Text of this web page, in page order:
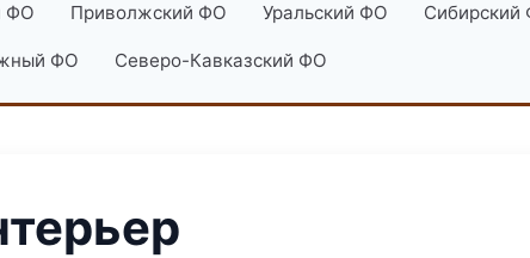
ФО Приволжский ФО Уральский ФО Сибирский
ФО Северо-Кавказский ФО